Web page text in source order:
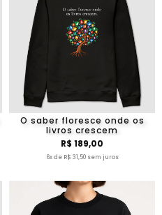
O saber floresce onde os
livros crescem
R$ 189,00
6x de R$ 31,50 sem juros